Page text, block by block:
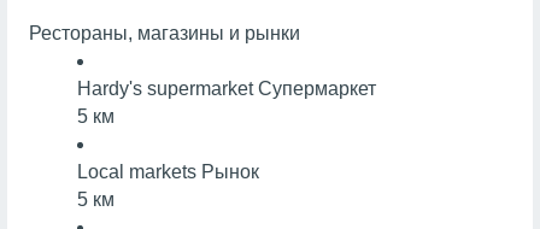
Рестораны, магазины и рынки
Hardy's supermarketСупермаркет
5 км
Local markets Рынок
5 км